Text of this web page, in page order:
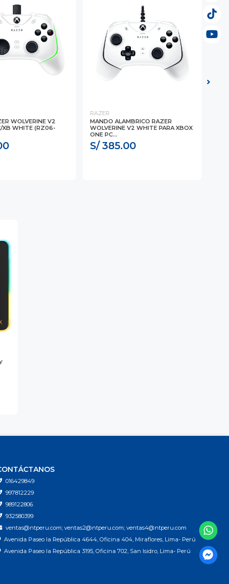
WOLVERINE V2
XB WHITE (RZ06-
RAZER
MANDO ALAMBRICO RAZER
WOLVERINE V2 WHITE PARA XBOX
ONE PC...
S/ 385.00
016429849
997812229
989122806
932580399
ventas@ntperu.com; ventas2@ntperu.com; ventas4@ntperu.com
Avenida Paseo la República 4644, Oficina 404, Miraflores, Lima- Perú
Avenida Paseo la República 3195, Oficina 702, San Isidro, Lima- Perú